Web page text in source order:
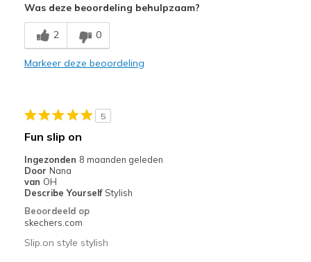
Breathe Well
Comfortable
Casual Wear
Width
Sizing
Feels true to size
Was deze beoordeling behulpzaam?
2 0
Markeer deze beoordeling
5
Fun slip on
Ingezonden 8 maanden geleden
Door Nana
van OH
Describe Yourself Stylish
Beoordeeld op
skechers.com
Slip.on style stylish